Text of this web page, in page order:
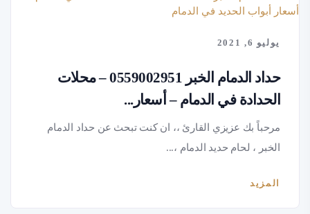
يوليو 6, 2021
حداد الدمام الخبر 0559002951 – محلات
الحدادة في الدمام – أسعار...
مرحباً بك عزيزي القارئ ،، ان كنت تبحث عن حداد الدمام
الخبر ، لحام حديد الدمام ،...
المزيد